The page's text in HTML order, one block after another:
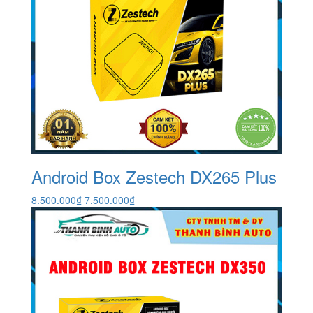
Android Box Zestech DX265 Plus
8.500.000₫ Giá
gốc
là:
8.500.000₫.
7.500.000₫Giá
hiện
tại